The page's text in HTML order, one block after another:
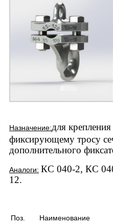
Назначение:для
фиксирующему тросу
дополнительного
Аналоги: КС 040-2, КС
12.
Поз. Наименование